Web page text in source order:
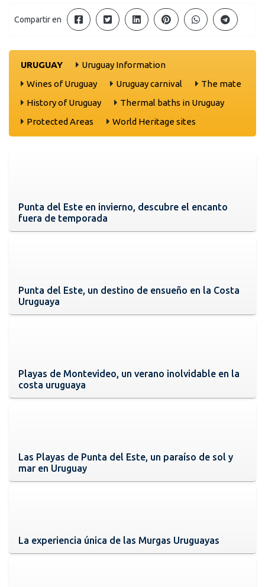
Compartir en
URUGUAY
Uruguay Information
Wines of Uruguay
Uruguay carnival
The mate
History of Uruguay
Thermal baths in Uruguay
Protected Areas
World Heritage sites
Punta del Este en invierno, descubre el encanto
fuera de temporada
Punta del Este, un destino de ensueño en la Costa
Uruguaya
Playas de Montevideo, un verano inolvidable en la
costa uruguaya
Las Playas de Punta del Este, un paraíso de sol y
mar en Uruguay
La experiencia única de las Murgas Uruguayas